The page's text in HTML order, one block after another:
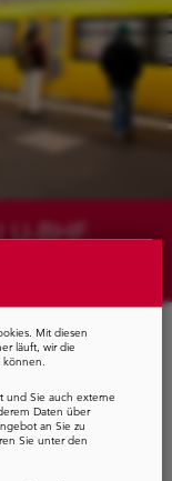
U-BHF.
eines
Mit diesen
läuft, wir die
und Sie auch externe
Daten über
an Sie zu
Sie unter den